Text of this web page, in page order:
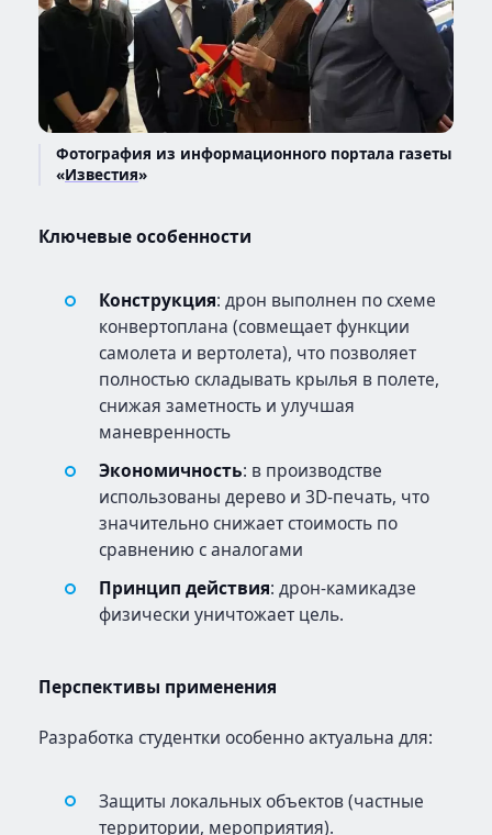
Фотография из информационного портала газеты
«Известия»
Ключевые особенности
Конструкция: дрон выполнен по схеме
конвертоплана (совмещает функции
самолета и вертолета), что позволяет
полностью складывать крылья в полете,
снижая заметность и улучшая
маневренность
Экономичность: в производстве
использованы дерево и 3D-печать, что
значительно снижает стоимость по
сравнению с аналогами
Принцип действия: дрон-камикадзе
физически уничтожает цель.
Перспективы применения
Разработка студентки особенно актуальна для:
Защиты локальных объектов (частные
территории, мероприятия).